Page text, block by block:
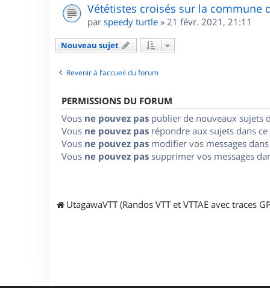
Vététistes croisés sur la commune
par speedy turtle » 21 févr. 2021, 21:11
Nouveau sujet
Revenir à l’accueil du forum
PERMISSIONS DU FORUM
Vous ne pouvez pas publier de nouveaux sujets
Vous ne pouvez pas répondre aux sujets dans
Vous ne pouvez pas modifier vos messages
Vous ne pouvez pas supprimer vos messages
UtagawaVTT (Randos VTT et VTTAE avec traces